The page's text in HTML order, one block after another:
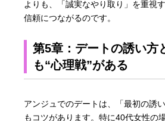
よりも、「誠実なやり取り」を重視
信頼につながるのです。
第5章：デートの誘い方
も“心理戦”がある
アンジュでのデートは、「最初の誘
もコツがあります。特に40代女性の